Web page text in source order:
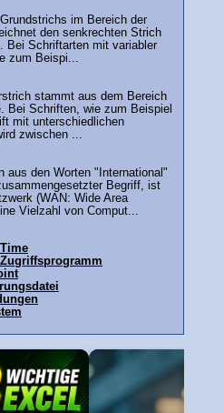
im Bereich der
den senkrechten Strich
Bei Schriftarten mit variabler
zum Beispi...
stammt aus dem Bereich
Bei Schriften, wie zum Beispiel
mit unterschiedlichen
zwischen ...
aus den Worten "International"
Begriff, ist
(WAN: Wide Area
Vielzahl von Comput...
Zugriffsprogramm